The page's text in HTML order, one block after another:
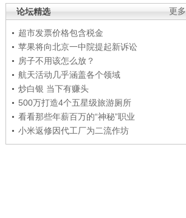
更多
论坛精选
超市发票价格包含税金
苹果将向北京一中院提起新诉讼
房子不用该怎么放？
航天活动几乎涵盖各个领域
炒白银 当下有赚头
500万打造4个五星级旅游厕所
看看那些年薪百万的“神秘”职业
小米返修因代工厂为二流作坊